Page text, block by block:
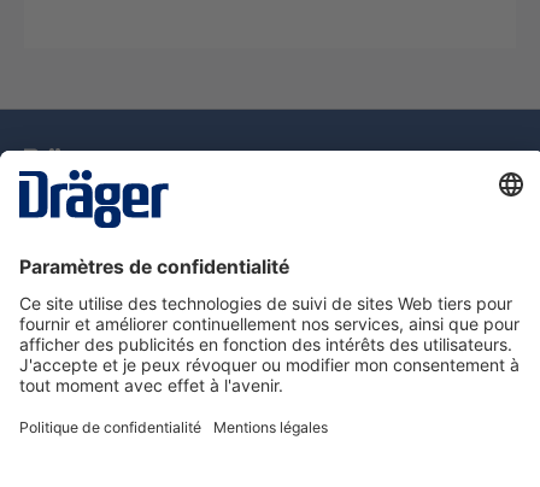
pour la vie
Assistance téléphonique
A propos de Dräger
Information